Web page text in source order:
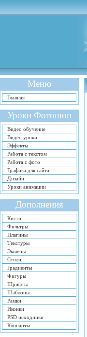
Меню
Главная
Уроки Фотошоп
Видео обучение
Видео уроки
Эффекты
Работа с текстом
Работа с фото
Графика для сайта
Дизайн
Уроки анимации
Дополнения
Кисти
Фильтры
Плагины
Текстуры
Экшены
Стили
Градиенты
Фигуры
Шрифты
Шаблоны
Рамки
Иконки
PSD исходники
Клипарты